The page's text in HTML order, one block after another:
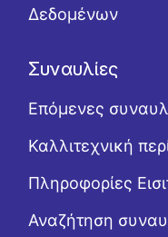
Δεδομένων
Συναυλίες
Επόμενες
Καλλιτεχνική
Πληροφορίες
Αναζήτηση